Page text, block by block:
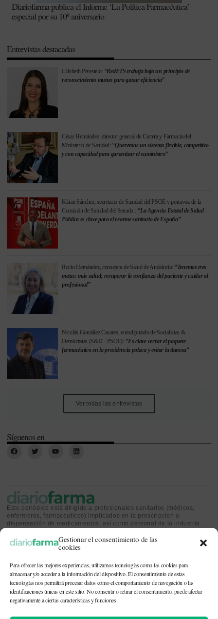
Gestionar el consentimiento de las
cookies
Para ofrecer las mejores experiencias, utilizamos tecnologías como las cookies para
almacenar y/o acceder a la información del dispositivo. El consentimiento de estas
tecnologías nos permitirá procesar datos como el comportamiento de navegación o las
identificaciones únicas en este sitio. No consentir o retirar el consentimiento, puede afectar
negativamente a ciertas características y funciones.
Diariofarma publica el Informe ‘La Política Farmacéutica’
especial por su 10º aniversario
Entrevistas destacadas
Lilisbeth Perestelo: “RedETS trabaja bajo un principio de
reconocimiento mutuo para ganar eficiencia”
César Hernández, director general de Cartera y Farmacia del
Ministerio de Sanidad: “Queremos un sistema flexible, competitivo
y con capacidad para garantizar el suministro”
Kilian Sánchez, secretario de Sanidad del PSOE y portavoz de la
Comisión de Sanidad del Senado.: “La Agencia Estatal de Salud
Pública es clave para el rearme sanitario de España”
Rocío Hernández, consejera de Salud de Andalucía: “Tenemos tres
metas: más salud; recuperar la confianza del paciente y cuidar al
profesional”
Nicolás González Casares, eurodiputado de Socialistas &
Demócratas (S&D - PSOE): “Es clave cerrar el paquete
farmacéutico en la presidencia polaca y evitar la danesa”
Ver todas las entrevistas
Síguenos en
Este periódico está dirigido a profesionales sanitarios (médicos,
enfermeros, farmacéuticos) implicados en la prescripción o
dispensación de medicamentos, así como personal de la industria
sanitaria.
CONTACTO Y QUIÉNES SOMOS|POLÍTICA DE COOKIES|POLÍTICA DE